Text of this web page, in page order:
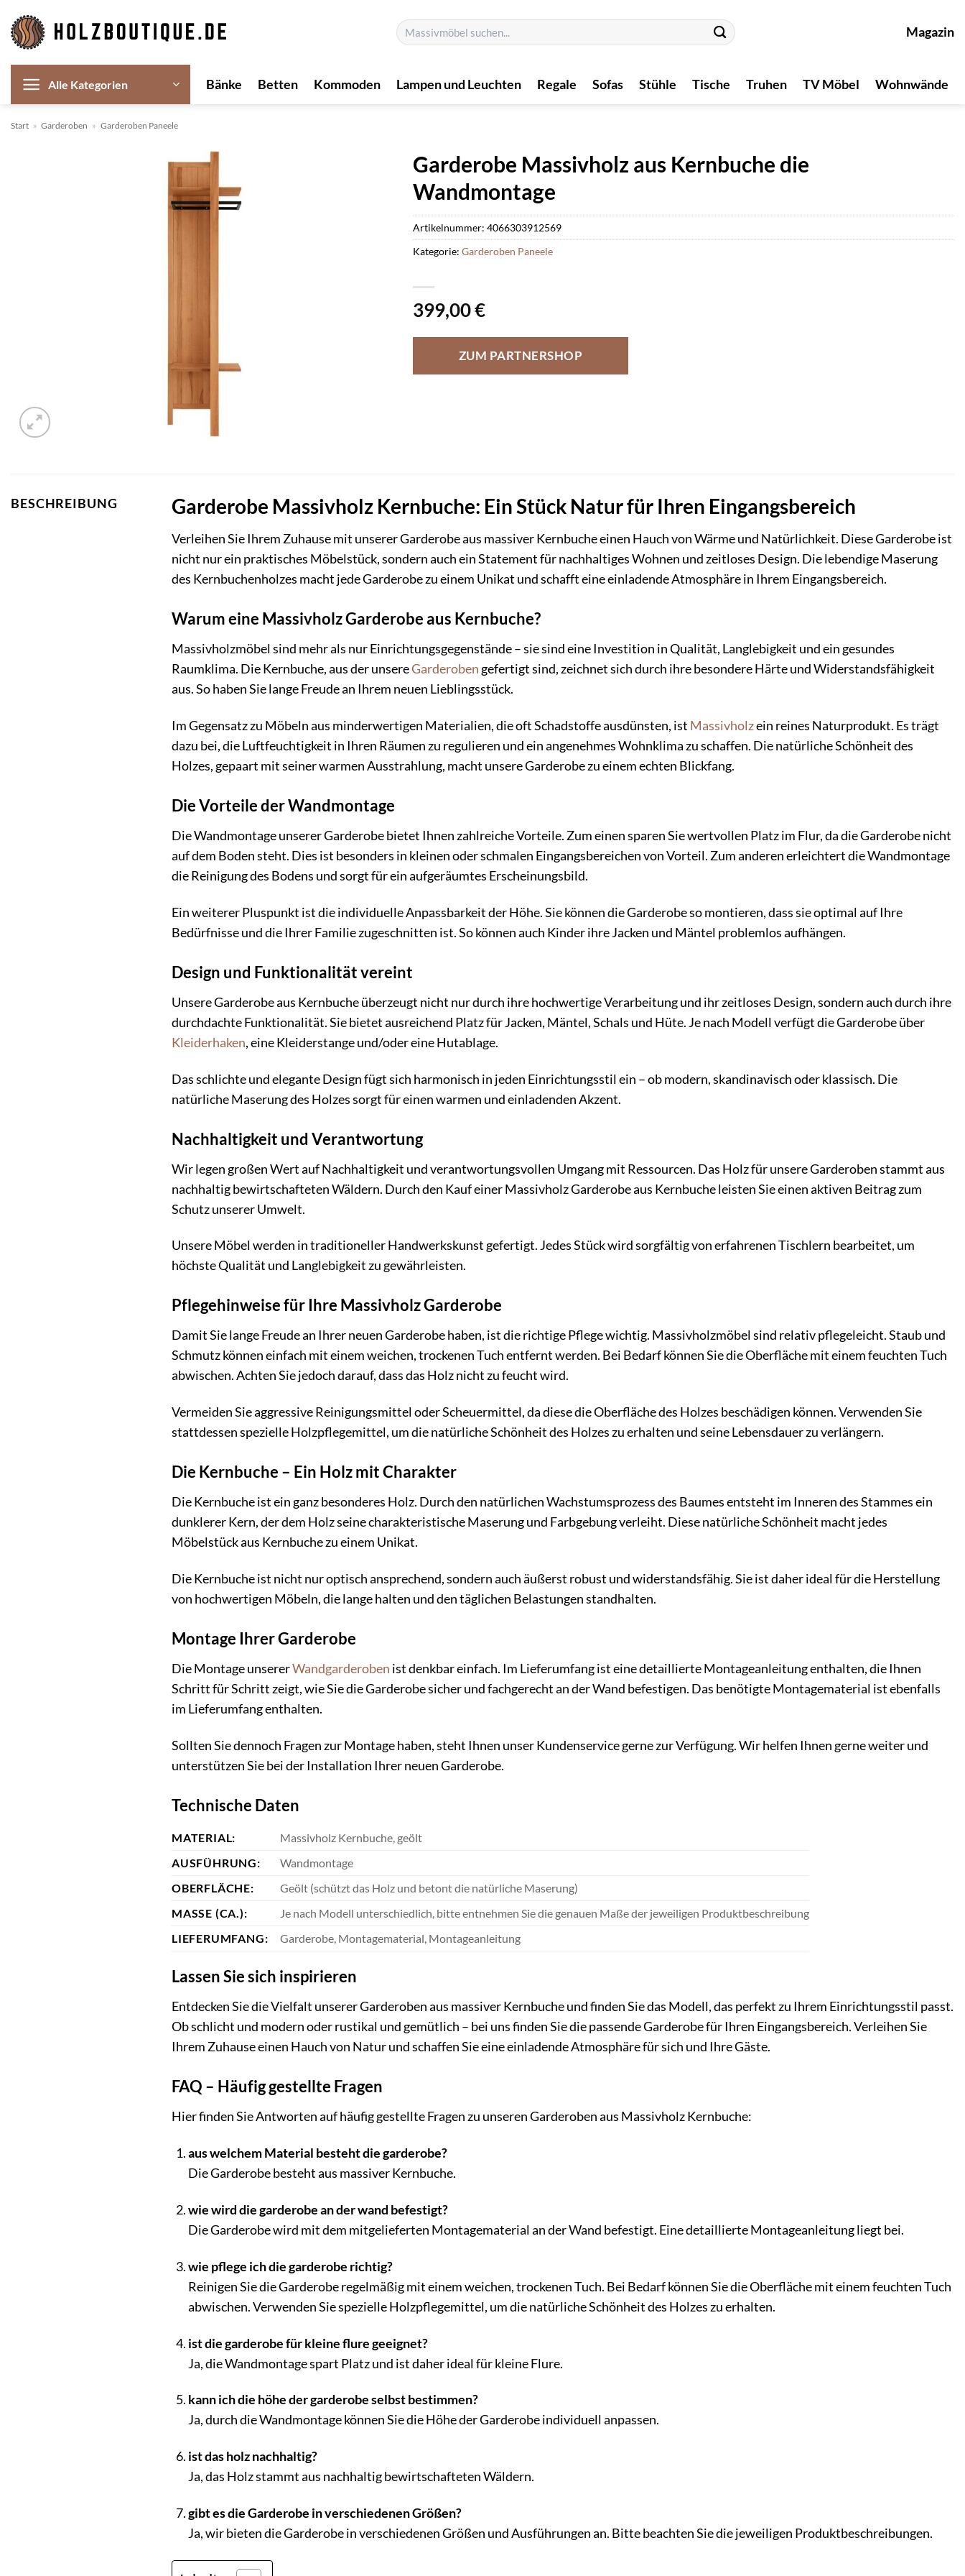
Inhalt
springen
Suchen
nach:
Magazin
Alle Kategorien Bänke Betten Kommoden Lampen und Leuchten Regale Sofas Stühle Tische Truhen TV Möbel Wohnwände
Start » Garderoben » Garderoben Paneele
Garderobe Massivholz aus Kernbuche die
Wandmontage
399,00€
ZUM PARTNERSHOP
Artikelnummer: 4066303912569
Kategorie: Garderoben Paneele
BESCHREIBUNG Garderobe Massivholz Kernbuche: Ein Stück Natur für Ihren Eingangsbereich
Verleihen Sie Ihrem Zuhause mit unserer Garderobe aus massiver Kernbuche einen Hauch von Wärme und Natürlichkeit. Diese Garderobe ist
nicht nur ein praktisches Möbelstück, sondern auch ein Statement für nachhaltiges Wohnen und zeitloses Design. Die lebendige Maserung
des Kernbuchenholzes macht jede Garderobe zu einem Unikat und schafft eine einladende Atmosphäre in Ihrem Eingangsbereich.
Warum eine Massivholz Garderobe aus Kernbuche?
Massivholzmöbel sind mehr als nur Einrichtungsgegenstände – sie sind eine Investition in Qualität, Langlebigkeit und ein gesundes
Raumklima. Die Kernbuche, aus der unsereGarderobengefertigt sind, zeichnet sich durch ihre besondere Härte und Widerstandsfähigkeit
aus. So haben Sie lange Freude an Ihrem neuen Lieblingsstück.
Im Gegensatz zu Möbeln aus minderwertigen Materialien, die oft Schadstoffe ausdünsten, ist Massivholzein reines Naturprodukt. Es trägt
dazu bei, die Luftfeuchtigkeit in Ihren Räumen zu regulieren und ein angenehmes Wohnklima zu schaffen. Die natürliche Schönheit des
Holzes, gepaart mit seiner warmen Ausstrahlung, macht unsere Garderobe zu einem echten Blickfang.
Die Vorteile der Wandmontage
Die Wandmontage unserer Garderobe bietet Ihnen zahlreiche Vorteile. Zum einen sparen Sie wertvollen Platz im Flur, da die Garderobe nicht
auf dem Boden steht. Dies ist besonders in kleinen oder schmalen Eingangsbereichen von Vorteil. Zum anderen erleichtert die Wandmontage
die Reinigung des Bodens und sorgt für ein aufgeräumtes Erscheinungsbild.
Ein weiterer Pluspunkt ist die individuelle Anpassbarkeit der Höhe. Sie können die Garderobe so montieren, dass sie optimal auf Ihre
Bedürfnisse und die Ihrer Familie zugeschnitten ist. So können auch Kinder ihre Jacken und Mäntel problemlos aufhängen.
Design und Funktionalität vereint
Unsere Garderobe aus Kernbuche überzeugt nicht nur durch ihre hochwertige Verarbeitung und ihr zeitloses Design, sondern auch durch ihre
durchdachte Funktionalität. Sie bietet ausreichend Platz für Jacken, Mäntel, Schals und Hüte. Je nach Modell verfügt die Garderobe über
Kleiderhaken, eine Kleiderstange und/oder eine Hutablage.
Das schlichte und elegante Design fügt sich harmonisch in jeden Einrichtungsstil ein – ob modern, skandinavisch oder klassisch. Die
natürliche Maserung des Holzes sorgt für einen warmen und einladenden Akzent.
Nachhaltigkeit und Verantwortung
Wir legen großen Wert auf Nachhaltigkeit und verantwortungsvollen Umgang mit Ressourcen. Das Holz für unsere Garderoben stammt aus
nachhaltig bewirtschafteten Wäldern. Durch den Kauf einer Massivholz Garderobe aus Kernbuche leisten Sie einen aktiven Beitrag zum
Schutz unserer Umwelt.
Unsere Möbel werden in traditioneller Handwerkskunst gefertigt. Jedes Stück wird sorgfältig von erfahrenen Tischlern bearbeitet, um
höchste Qualität und Langlebigkeit zu gewährleisten.
Pflegehinweise für Ihre Massivholz Garderobe
Damit Sie lange Freude an Ihrer neuen Garderobe haben, ist die richtige Pflege wichtig. Massivholzmöbel sind relativ pflegeleicht. Staub und
Schmutz können einfach mit einem weichen, trockenen Tuch entfernt werden. Bei Bedarf können Sie die Oberfläche mit einem feuchten Tuch
abwischen. Achten Sie jedoch darauf, dass das Holz nicht zu feucht wird.
Vermeiden Sie aggressive Reinigungsmittel oder Scheuermittel, da diese die Oberfläche des Holzes beschädigen können. Verwenden Sie
stattdessen spezielle Holzpflegemittel, um die natürliche Schönheit des Holzes zu erhalten und seine Lebensdauer zu verlängern.
Die Kernbuche – Ein Holz mit Charakter
Die Kernbuche ist ein ganz besonderes Holz. Durch den natürlichen Wachstumsprozess des Baumes entsteht im Inneren des Stammes ein
dunklerer Kern, der dem Holz seine charakteristische Maserung und Farbgebung verleiht. Diese natürliche Schönheit macht jedes
Möbelstück aus Kernbuche zu einem Unikat.
Die Kernbuche ist nicht nur optisch ansprechend, sondern auch äußerst robust und widerstandsfähig. Sie ist daher ideal für die Herstellung
von hochwertigen Möbeln, die lange halten und den täglichen Belastungen standhalten.
Montage Ihrer Garderobe
Die Montage unsererWandgarderoben ist denkbar einfach. Im Lieferumfang ist eine detaillierte Montageanleitung enthalten, die Ihnen
Schritt für Schritt zeigt, wie Sie die Garderobe sicher und fachgerecht an der Wand befestigen. Das benötigte Montagematerial ist ebenfalls
im Lieferumfang enthalten.
Sollten Sie dennoch Fragen zur Montage haben, steht Ihnen unser Kundenservice gerne zur Verfügung. Wir helfen Ihnen gerne weiter und
unterstützen Sie bei der Installation Ihrer neuen Garderobe.
Technische Daten
MATERIAL:
Massivholz Kernbuche, geölt
AUSFÜHRUNG:
Wandmontage
OBERFLÄCHE:
Geölt (schützt das Holz und betont die natürliche Maserung)
MASSE (CA.):
Je nach Modell unterschiedlich, bitte entnehmen Sie die genauen Maße der jeweiligen Produktbeschreibung
LIEFERUMFANG:
Garderobe, Montagematerial, Montageanleitung
Lassen Sie sich inspirieren
Entdecken Sie die Vielfalt unserer Garderoben aus massiver Kernbuche und finden Sie das Modell, das perfekt zu Ihrem Einrichtungsstil passt.
Ob schlicht und modern oder rustikal und gemütlich – bei uns finden Sie die passende Garderobe für Ihren Eingangsbereich. Verleihen Sie
Ihrem Zuhause einen Hauch von Natur und schaffen Sie eine einladende Atmosphäre für sich und Ihre Gäste.
FAQ – Häufig gestellte Fragen
Hier finden Sie Antworten auf häufig gestellte Fragen zu unseren Garderoben aus Massivholz Kernbuche:
aus welchem Material besteht die garderobe?
Die Garderobe besteht aus massiver Kernbuche.
wie wird die garderobe an der wand befestigt?
Die Garderobe wird mit dem mitgelieferten Montagematerial an der Wand befestigt. Eine detaillierte Montageanleitung liegt bei.
wie pflege ich die garderobe richtig?
Reinigen Sie die Garderobe regelmäßig mit einem weichen, trockenen Tuch. Bei Bedarf können Sie die Oberfläche mit einem feuchten Tuch
abwischen. Verwenden Sie spezielle Holzpflegemittel, um die natürliche Schönheit des Holzes zu erhalten.
ist die garderobe für kleine flure geeignet?
Ja, die Wandmontage spart Platz und ist daher ideal für kleine Flure.
kann ich die höhe der garderobe selbst bestimmen?
Ja, durch die Wandmontage können Sie die Höhe der Garderobe individuell anpassen.
ist das holz nachhaltig?
Ja, das Holz stammt aus nachhaltig bewirtschafteten Wäldern.
gibt es die Garderobe in verschiedenen Größen?
Ja, wir bieten die Garderobe in verschiedenen Größen und Ausführungen an. Bitte beachten Sie die jeweiligen Produktbeschreibungen.